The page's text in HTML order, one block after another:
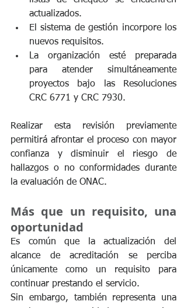
actualizados.
El sistema de gestión incorpore los
nuevos requisitos.
La organización esté preparada
para atender simultáneamente
proyectos bajo las Resoluciones
CRC 6771 y CRC 7930.
Realizar esta revisión previamente
permitirá afrontar el proceso con mayor
confianza y disminuir el riesgo de
hallazgos o no conformidades durante
la evaluación de ONAC.
Más que un requisito, una
oportunidad
Es común que la actualización del
alcance de acreditación se perciba
únicamente como un requisito para
continuar prestando el servicio.
Sin embargo, también representa una